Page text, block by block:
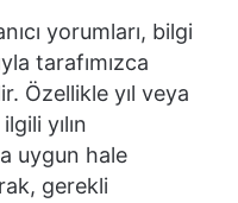
yorumları, bilgi
tarafımızca
Özellikle yıl veya
yılın
uygun hale
gerekli